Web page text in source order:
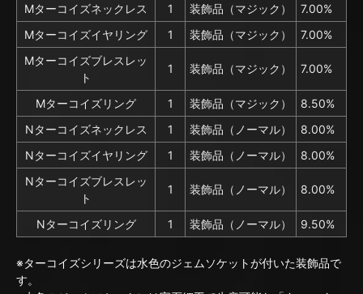
Mターコイズネックレス
1 装飾品（マジック）
7.00%
Mターコイズイヤリング
1 装飾品（マジック）
7.00%
Mターコイズブレスレッ
ト
1 装飾品（マジック） 7.00%
Mターコイズリング 1 装飾品（マジック）
8.50%
Nターコイズネックレス
1 装飾品（ノーマル）
8.00%
Nターコイズイヤリング
1 装飾品（ノーマル）
8.00%
Nターコイズブレスレッ
ト
1 装飾品（ノーマル） 8.00%
Nターコイズリング 1 装飾品（ノーマル） 9.50%
※ターコイズシリーズは水色のジェムソケットが付いた装飾品で
す。